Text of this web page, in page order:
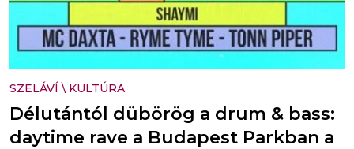
SZELÁVÍ \ KULTÚRA
Délutántól dübörög a drum & bass:
daytime rave a Budapest Parkban a